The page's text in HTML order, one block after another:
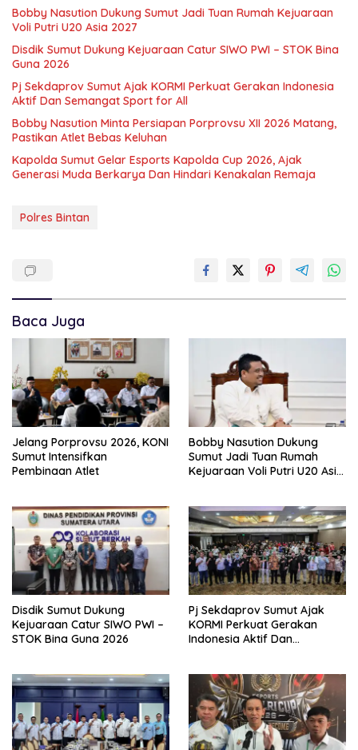
Bobby Nasution Dukung Sumut Jadi Tuan Rumah Kejuaraan
Voli Putri U20 Asia 2027
Disdik Sumut Dukung Kejuaraan Catur SIWO PWI – STOK Bina
Guna 2026
Pj Sekdaprov Sumut Ajak KORMI Perkuat Gerakan Indonesia
Aktif Dan Semangat Sport for All
Bobby Nasution Minta Persiapan Porprovsu XII 2026 Matang,
Pastikan Atlet Bebas Keluhan
Kapolda Sumut Gelar Esports Kapolda Cup 2026, Ajak
Generasi Muda Berkarya Dan Hindari Kenakalan Remaja
Polres Bintan
Baca Juga
Jelang Porprovsu 2026, KONI
Sumut Intensifkan
Pembinaan Atlet
Bobby Nasution Dukung
Sumut Jadi Tuan Rumah
Kejuaraan Voli Putri U20 Asia
Disdik Sumut Dukung
Kejuaraan Catur SIWO PWI –
STOK Bina Guna 2026
Pj Sekdaprov Sumut Ajak
KORMI Perkuat Gerakan
Indonesia Aktif Dan